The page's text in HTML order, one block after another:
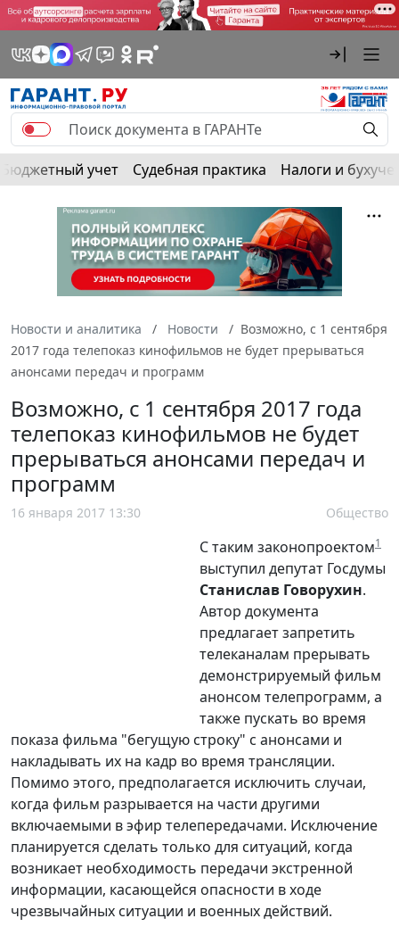
Бюджетный учет Судебная практика Налоги и
Новости и аналитика Новости
Возможно, с 1 сентября
2017 года телепоказ кинофильмов не будет прерываться
анонсами передач и программ
Возможно, с 1 сентября 2017 года
телепоказ кинофильмов не будет
прерываться анонсами передач и
программ
16 января 2017 13:30 Общество
С таким законопроектом1
выступил депутат Госдумы
Станислав Говорухин.
Автор документа
предлагает запретить
телеканалам прерывать
демонстрируемый фильм
анонсом телепрограмм, а
также пускать во время
показа фильма "бегущую строку" с анонсами и
накладывать их на кадр во время трансляции.
Помимо этого, предполагается исключить случаи,
когда фильм разрывается на части другими
включаемыми в эфир телепередачами. Исключение
планируется сделать только для ситуаций, когда
возникает необходимость передачи экстренной
информации, касающейся опасности в ходе
чрезвычайных ситуации и военных действий.